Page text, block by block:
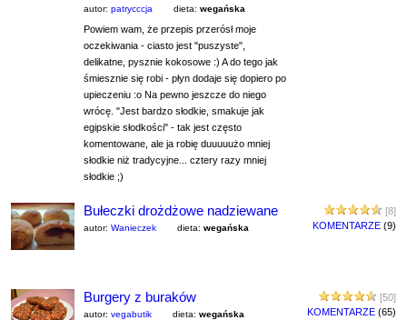
autor: patrycccja dieta: wegańska
Powiem wam, że przepis przerósł moje
oczekiwania - ciasto jest "puszyste",
delikatne, pysznie kokosowe :) A do tego jak
śmiesznie się robi - płyn dodaje się dopiero po
upieczeniu :o Na pewno jeszcze do niego
wrócę. "Jest bardzo słodkie, smakuje jak
egipskie słodkości" - tak jest często
komentowane, ale ja robię duuuuużo mniej
słodkie niż tradycyjne... cztery razy mniej
słodkie ;)
[8]
KOMENTARZE (9)
Bułeczki drożdżowe nadziewane
autor: Wanieczek dieta: wegańska
[50]
KOMENTARZE (65)
Burgery z buraków
autor: vegabutik dieta: wegańska